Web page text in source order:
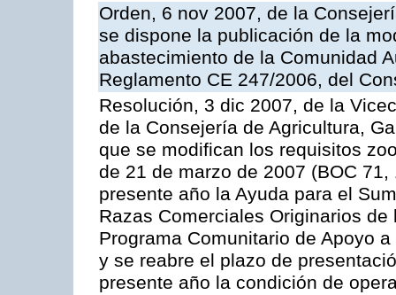
Orden, 6 nov 2007, de la
se dispone la publicación de la
abastecimiento de la Comunidad
Reglamento CE 247/2006, del
Resolución, 3 dic 2007, de la
de la Consejería de Agricultura,
que se modifican los requisitos
de 21 de marzo de 2007 (BOC
presente año la Ayuda para el
Razas Comerciales Originarios
Programa Comunitario de Apoyo
y se reabre el plazo de
presente año la condición de